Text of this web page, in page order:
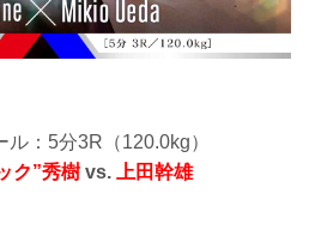
ル：5分3R（120.0kg）
ク”秀樹 vs. 上田幹雄